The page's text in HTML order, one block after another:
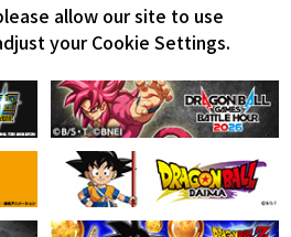
allow our site to use
your Cookie Settings.